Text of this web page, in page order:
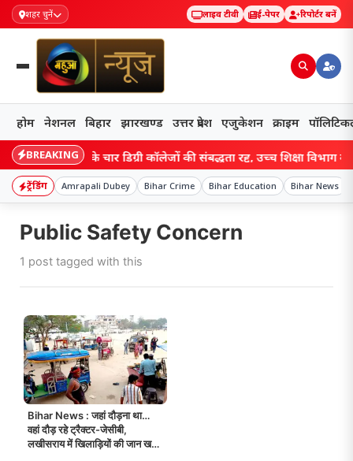
शहर चुनें लाइव टीवी ई-पेपर रिपोर्टर बनें
होम नेशनल बिहार झारखण्ड उत्तर प्रदेश एजुकेशन क्राइम
BREAKING
Bihar: बिहार के चार डिग्री कॉलेजों की संबद्धता रद्द, उच्च शिक्षा विभाग की
ट्रेंडिंग Amrapali Dubey Bihar Crime Bihar Education Bihar News
Public Safety Concern
1 post tagged with this
Bihar News : जहां दौड़ना था…
वहां दौड़ रहे ट्रैक्टर-जेसीबी,
लखीसराय में खिलाड़ियों की जान खतरे